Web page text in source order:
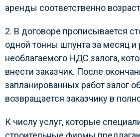
аренды соответственно
2. В договоре прописывается
одной тонны шпунта за месяц и
необлагаемого НДС залога,
внести заказчик. После
запланированных работ залог
возвращается заказчику в
К числу услуг, которые